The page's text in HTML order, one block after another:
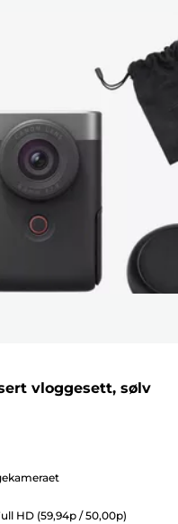
vloggesett, sølv
HD (59,94p / 50,00p)